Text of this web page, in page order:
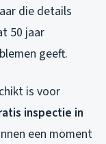
die details
50 jaar
geeft.
is voor
inspectie in
een moment